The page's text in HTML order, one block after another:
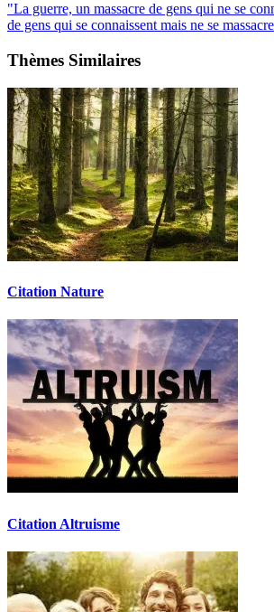
"La guerre, un massacre de gens qui ne se
de gens qui se connaissent mais ne se
Thèmes Similaires
Citation Nature
Citation Altruisme